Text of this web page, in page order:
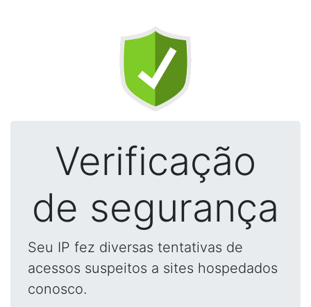
Verificação
de segurança
Seu IP fez diversas tentativas de
acessos suspeitos a sites hospedados
conosco.